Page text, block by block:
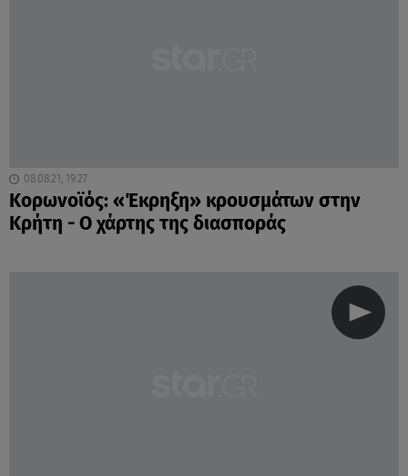
08.08.21, 19:27
Κορωνοϊός: «Έκρηξη» κρουσμάτων στην
Κρήτη - Ο χάρτης της διασποράς